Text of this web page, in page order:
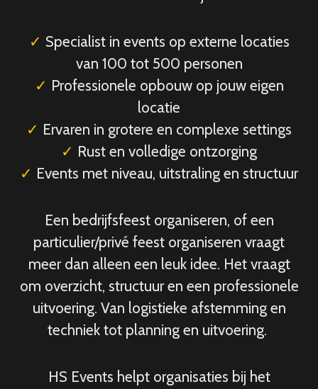
✓ Specialist in events op externe locaties
van 100 tot 500 personen
✓ Professionele opbouw op jouw eigen
locatie
✓ Ervaren in grotere en complexe settings
✓ Rust en volledige ontzorging
✓ Events met niveau, uitstraling en structuur
Een bedrijfsfeest organiseren, of een
particulier/privé feest organiseren vraagt
meer dan alleen een leuk idee. Het vraagt
om overzicht, structuur en een professionele
uitvoering. Van logistieke afstemming en
techniek tot planning en uitvoering.
HS Events helpt organisaties bij het